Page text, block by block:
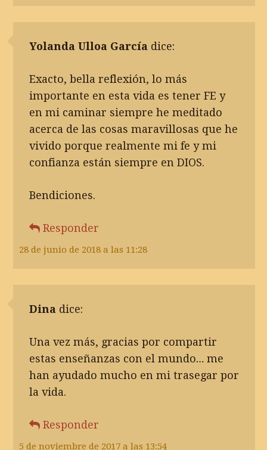
Yolanda Ulloa García dice:
28 de junio de 2018 a las 11:28
Exacto, bella reflexión, lo más
importante en esta vida es tener FE y
en mi caminar siempre he meditado
acerca de las cosas maravillosas que he
vivido porque realmente mi fe y mi
confianza están siempre en DIOS.
Bendiciones.
Responder
Dina dice:
5 de noviembre de 2017 a las 13:54
Una vez más, gracias por compartir
estas enseñanzas con el mundo… me
han ayudado mucho en mi trasegar por
la vida.
Responder